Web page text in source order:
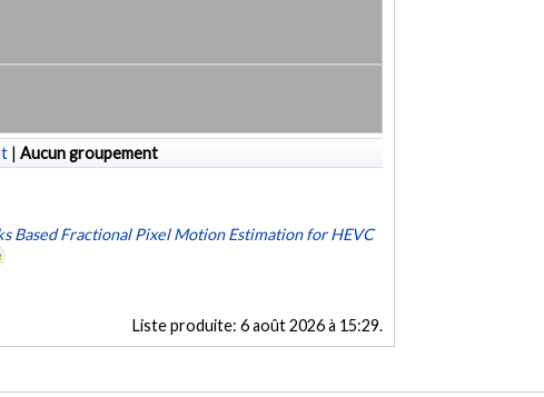
| Aucun groupement
Based Fractional Pixel Motion Estimation for HEVC
Liste produite: 6 août 2026 à 15:29.